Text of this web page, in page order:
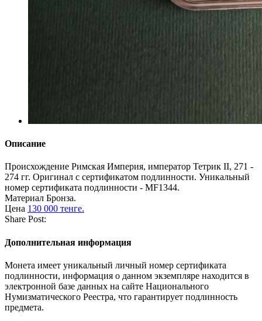
Описание
Происхождение Римская Империя, император Тетрик II, 271 -
274 гг. Оригинал с сертификатом подлинности. Уникальный
номер сертификата подлинности - MF1344.
Материал Бронза.
Цена 130 000 тенге.
Share Post:
Дополнительная информация
Монета имеет уникальный личный номер сертификата
подлинности, информация о данном экземпляре находится в
электронной базе данных на сайте Национального
Нумизматического Реестра, что гарантирует подлинность
предмета.